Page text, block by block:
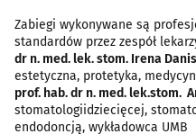
Zabiegi wykonywane są
standardów przez zespół
dr n. med. lek. stom. Irena
estetyczna, protetyka,
prof. hab. dr n. med. lek.stom.
stomatologiidziecięcej,
endodoncją, wykładowca UMB